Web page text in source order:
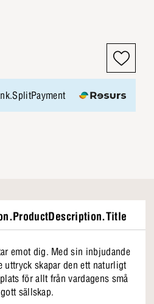
emot dig. Med sin inbjudande
uttryck skapar den ett naturligt
för allt från vardagens små
sällskap.